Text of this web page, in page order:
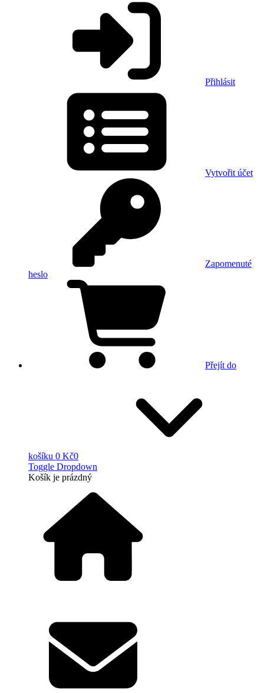
Přihlásit
Vytvořit účet
Zapomenuté
heslo
Přejít do
košíku 0 Kč0
Toggle Dropdown
Košík je prázdný